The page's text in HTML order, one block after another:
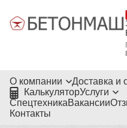
О компании
Доставка и
КалькуляторУслуги
СпецтехникаВакансии
Контакты